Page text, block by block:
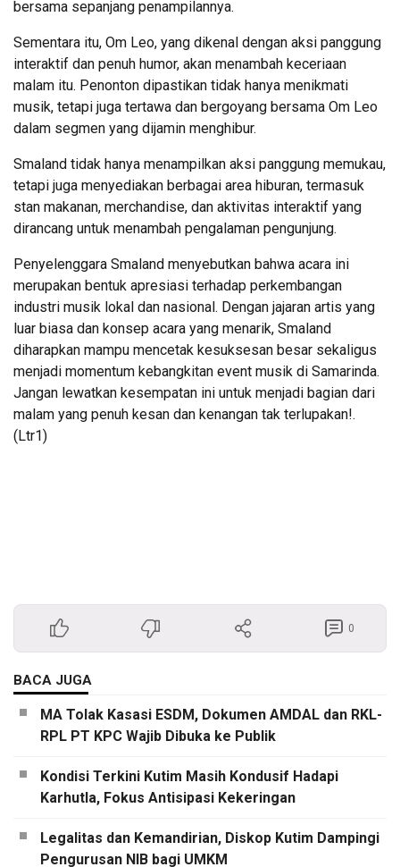
bersama sepanjang penampilannya.
Sementara itu, Om Leo, yang dikenal dengan aksi panggung
interaktif dan penuh humor, akan menambah keceriaan
malam itu. Penonton dipastikan tidak hanya menikmati
musik, tetapi juga tertawa dan bergoyang bersama Om Leo
dalam segmen yang dijamin menghibur.
Smaland tidak hanya menampilkan aksi panggung memukau,
tetapi juga menyediakan berbagai area hiburan, termasuk
stan makanan, merchandise, dan aktivitas interaktif yang
dirancang untuk menambah pengalaman pengunjung.
Penyelenggara Smaland menyebutkan bahwa acara ini
merupakan bentuk apresiasi terhadap perkembangan
industri musik lokal dan nasional. Dengan jajaran artis yang
luar biasa dan konsep acara yang menarik, Smaland
diharapkan mampu mencetak kesuksesan besar sekaligus
menjadi momentum kebangkitan event musik di Samarinda.
Jangan lewatkan kesempatan ini untuk menjadi bagian dari
malam yang penuh kesan dan kenangan tak terlupakan!.
(Ltr1)
0
BACA JUGA
MA Tolak Kasasi ESDM, Dokumen AMDAL dan RKL-
RPL PT KPC Wajib Dibuka ke Publik
Kondisi Terkini Kutim Masih Kondusif Hadapi
Karhutla, Fokus Antisipasi Kekeringan
Legalitas dan Kemandirian, Diskop Kutim Dampingi
Pengurusan NIB bagi UMKM